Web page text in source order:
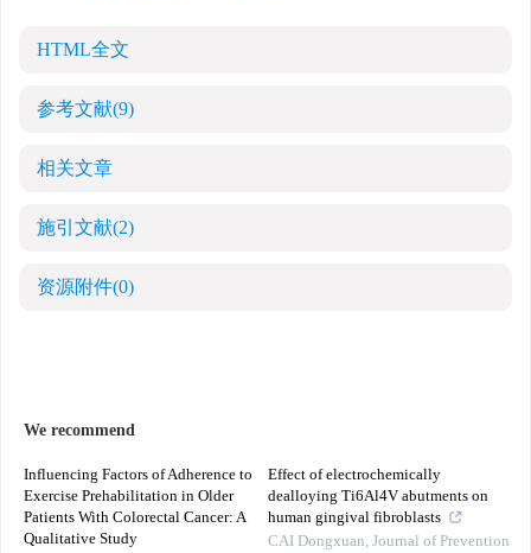
HTML全文
参考文献(9)
相关文章
施引文献(2)
资源附件(0)
We recommend
Influencing Factors of Adherence to
Exercise Prehabilitation in Older
Patients With Colorectal Cancer: A
Qualitative Study
Effect of electrochemically
dealloying Ti6Al4V abutments on
human gingival fibroblasts
CAI Dongxuan, Journal of Prevention